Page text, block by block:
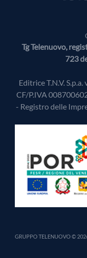
Tg Telenuovo,
723
Editrice T.N.V.
CF/P.IVA
- Registro delle
GRUPPO TELENUOVO ©